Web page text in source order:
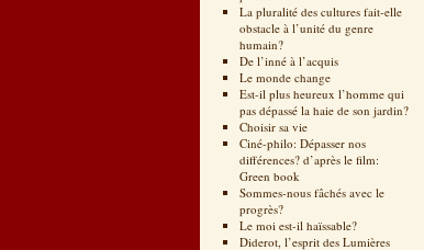
La pluralité des cultures fait-elle
obstacle à l’unité du genre
humain?
De l’inné à l’acquis
Le monde change
Est-il plus heureux l’homme qui
pas dépassé la haie de son jardin?
Choisir sa vie
Ciné-philo: Dépasser nos
différences? d’après le film:
Green book
Sommes-nous fâchés avec le
progrès?
Le moi est-il haïssable?
Diderot, l’esprit des Lumières